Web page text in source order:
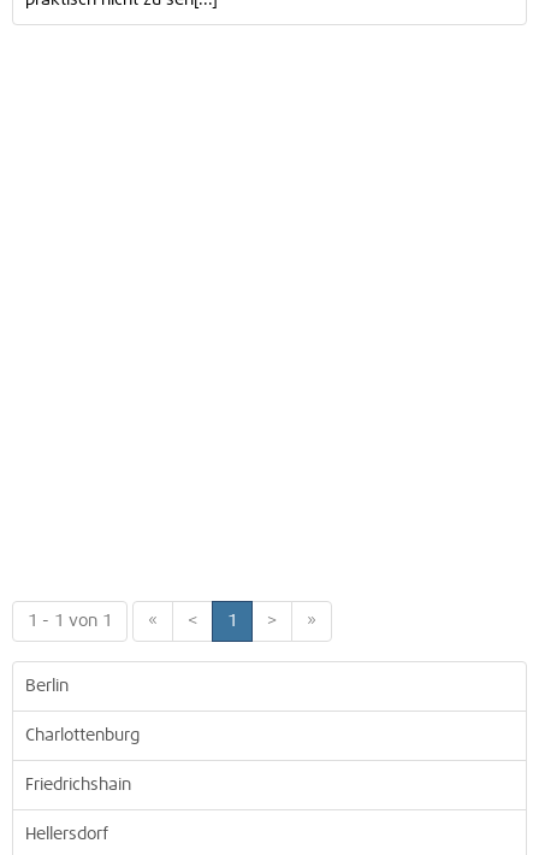
1 - 1 von 1 « < 1 > »
Berlin
Charlottenburg
Friedrichshain
Hellersdorf